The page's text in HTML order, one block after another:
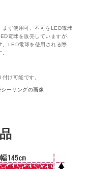
まず使用可、不可をLED電球
電球を販売していますが、
。LED電球を使用される際
け可能です。